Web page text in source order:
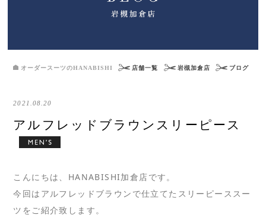
オーダースーツのHANABISHI 店舗一覧 岩槻加倉店 ブログ
2021.08.20
アルフレッドブラウンスリーピース
こんにちは、HANABISHI加倉店です。
今回はアルフレッドブラウンで仕立てたスリーピーススー
ツをご紹介致します。